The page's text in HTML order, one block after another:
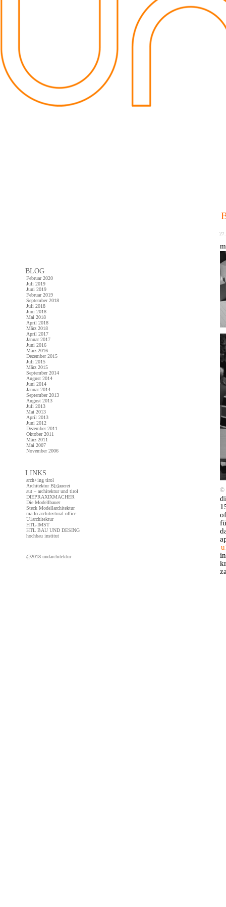
BLOG
Februar 2020
Juli 2019
Juni 2019
Februar 2019
September 2018
Juli 2018
Juni 2018
Mai 2018
April 2018
März 2018
April 2017
Januar 2017
Juni 2016
März 2016
Dezember 2015
Juli 2015
März 2015
September 2014
August 2014
Juni 2014
Januar 2014
September 2013
August 2013
Juli 2013
Mai 2013
April 2013
Juni 2012
Dezember 2011
Oktober 2011
März 2011
Mai 2007
November 2006
LINKS
arch+ing tirol
Architektur B[r]auerei
aut – architektur und tirol
DIEPRAXIXMACHER
Die Modellbauer
Steck Modellarchitektur
ma.lo architectural office
U1architektur
HTL-IMST
HTL BAU UND DESING
hochbau institut
@2018 undarchitektur
©